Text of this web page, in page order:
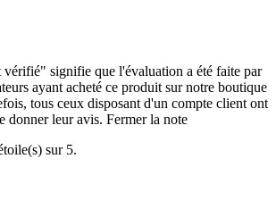
signifie que l'évaluation a été faite par
ayant acheté ce produit sur notre boutique
tous ceux disposant d'un compte client ont
donner leur avis. Fermer la note
sur 5.